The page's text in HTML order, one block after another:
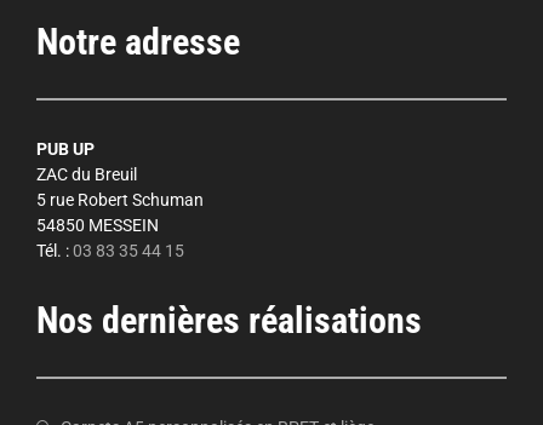
Notre adresse
PUB UP
ZAC du Breuil
5 rue Robert Schuman
54850 MESSEIN
Tél. :03 83 35 44 15
Nos dernières réalisations